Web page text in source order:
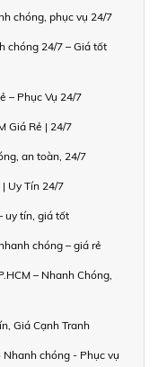
chóng, phục vụ 24/7
chóng 24/7 – Giá tốt
– Phục Vụ 24/7
Giá Rẻ | 24/7
an toàn, 24/7
Uy Tín 24/7
uy tín, giá tốt
chóng – giá rẻ
– Nhanh Chóng,
Giá Cạnh Tranh
chóng - Phục vụ